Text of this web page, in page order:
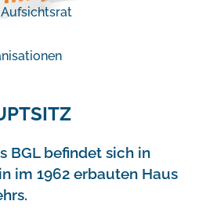
BGL befindet sich in
im 1962 erbauten Haus